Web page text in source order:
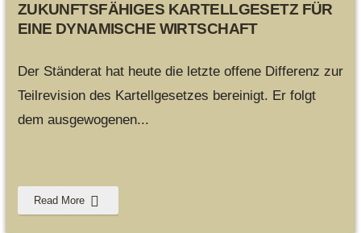
ZUKUNFTSFÄHIGES KARTELLGESETZ FÜR
EINE DYNAMISCHE WIRTSCHAFT
Der Ständerat hat heute die letzte offene Differenz zur
Teilrevision des Kartellgesetzes bereinigt. Er folgt
dem ausgewogenen...
Read More